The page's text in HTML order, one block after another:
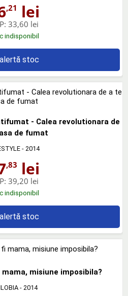
,21 lei
33,60 lei
indisponibil
alertă stoc
- Calea revolutionara de
de fumat
- 2014
,83 lei
39,20 lei
indisponibil
alertă stoc
misiune imposibila?
- 2014